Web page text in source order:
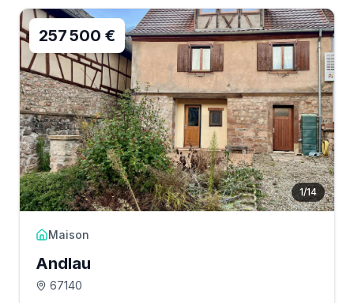
1/14
257 500 €
Maison
Andlau
67140